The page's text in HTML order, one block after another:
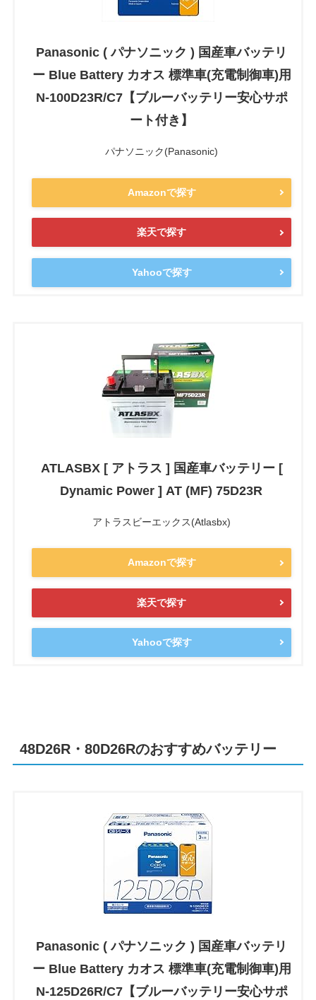
Panasonic ( パナソニック ) 国産車バッテリ
ー Blue Battery カオス 標準車(充電制御車)用
N-100D23R/C7【ブルーバッテリー安心サポ
ート付き】
パナソニック(Panasonic)
Amazonで探す
楽天で探す
Yahooで探す
ATLASBX [ アトラス ] 国産車バッテリー [
Dynamic Power ] AT (MF) 75D23R
アトラスビーエックス(Atlasbx)
Amazonで探す
楽天で探す
Yahooで探す
48D26R・80D26Rのおすすめバッテリー
Panasonic ( パナソニック ) 国産車バッテリ
ー Blue Battery カオス 標準車(充電制御車)用
N-125D26R/C7【ブルーバッテリー安心サポ